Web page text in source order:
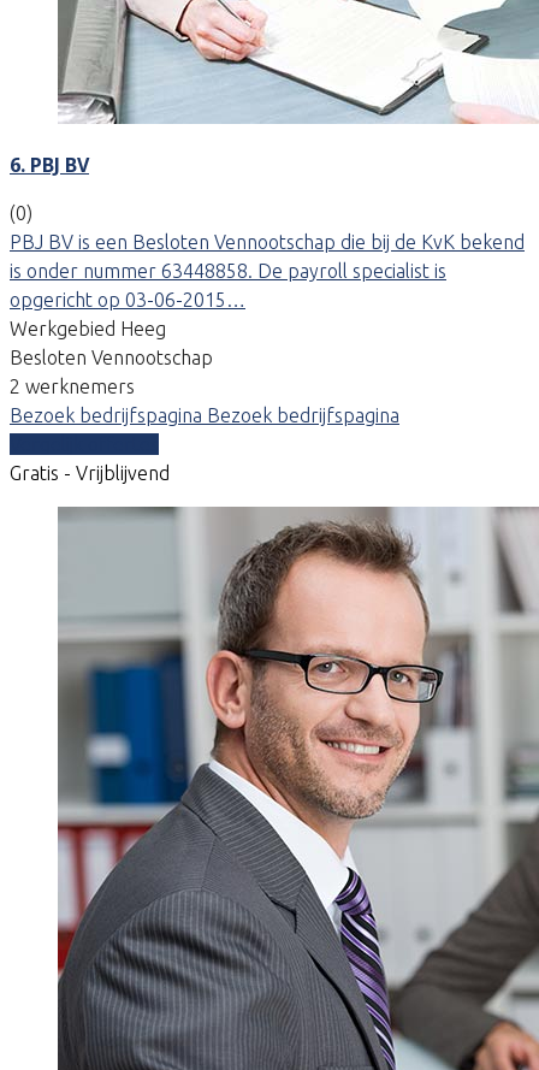
6. PBJ BV
(0)
PBJ BV is een Besloten Vennootschap die bij de KvK bekend
is onder nummer 63448858. De payroll specialist is
opgericht op 03-06-2015…
Werkgebied Heeg
Besloten Vennootschap
2 werknemers
Bezoek bedrijfspagina Bezoek bedrijfspagina
Gratis - Vrijblijvend